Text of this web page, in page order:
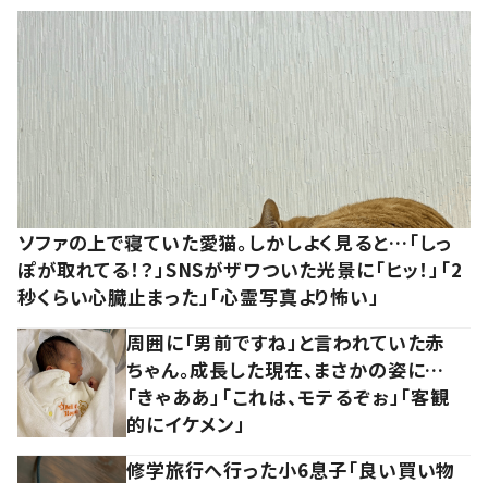
ソファの上で寝ていた愛猫。しかしよく見ると…「しっ
ぽが取れてる！？」SNSがザワついた光景に「ヒッ！」「2
秒くらい心臓止まった」「心霊写真より怖い」
周囲に「男前ですね」と言われていた赤
ちゃん。成長した現在、まさかの姿に…
「きゃああ」「これは、モテるぞぉ」「客観
的にイケメン」
修学旅行へ行った小6息子「良い買い物